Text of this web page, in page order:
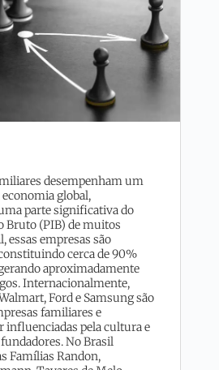
desempenham um
global,
parte significativa do
Bruto (PIB) de muitos
essas empresas são
cerca de 90%
aproximadamente
Internacionalmente,
Ford e Samsung são
familiares e
influenciadas pela cultura e
No Brasil
Famílias Randon,